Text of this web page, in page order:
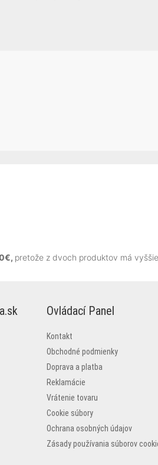
pretože z dvoch produktov má
Ovládací Panel
Kontakt
Obchodné podmienky
Doprava a platba
Reklamácie
Vrátenie tovaru
Cookie súbory
Ochrana osobných údajov
Zásady používania súborov